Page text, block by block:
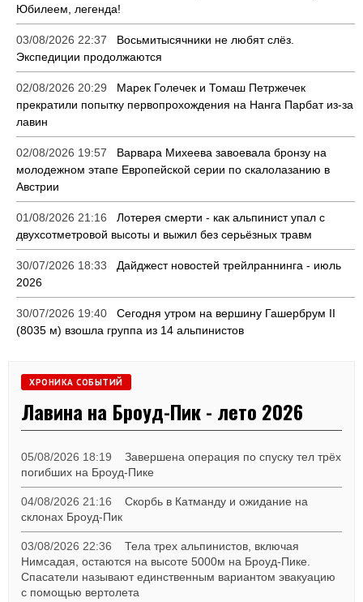
Юбилеем, легенда!
03/08/2026 22:37
Восьмитысячники не любят слёз.
Экспедиции продолжаются
02/08/2026 20:29
Марек Голечек и Томаш Петржечек
прекратили попытку первопрохождения на Нанга Парбат из-за
лавин
02/08/2026 19:57
Варвара Михеева завоевала бронзу на
молодежном этапе Европейской серии по скалолазанию в
Австрии
01/08/2026 21:16
Лотерея смерти - как альпинист упал с
двухсотметровой высоты и выжил без серьёзных травм
30/07/2026 18:33
Дайджест новостей трейлраннинга - июль
2026
30/07/2026 19:40
Сегодня утром на вершину Гашербрум II
(8035 м) взошла группа из 14 альпинистов
ХРОНИКА СОБЫТИЙ
Лавина на Броуд-Пик - лето 2026
05/08/2026 18:19
Завершена операция по спуску тел трёх
погибших на Броуд-Пике
04/08/2026 21:16
Скорбь в Катманду и ожидание на
склонах Броуд-Пик
03/08/2026 22:36
Тела трех альпинистов, включая
Нимсадая, остаются на высоте 5000м на Броуд-Пике.
Спасатели называют единственным вариантом эвакуацию
с помощью вертолета